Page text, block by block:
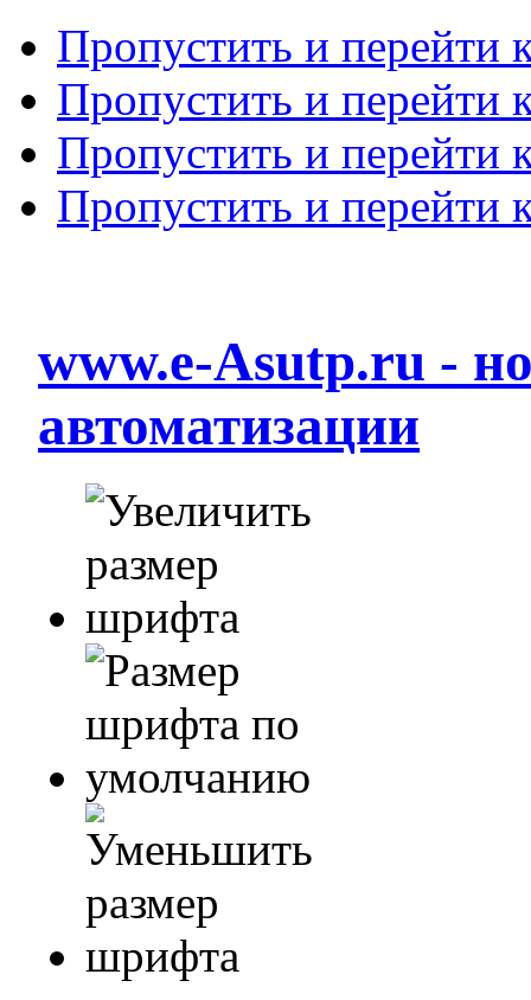
Пропустить и перейти
Пропустить и перейти
Пропустить и перейти
Пропустить и перейти
www.e-Asutp.ru -
автоматизации